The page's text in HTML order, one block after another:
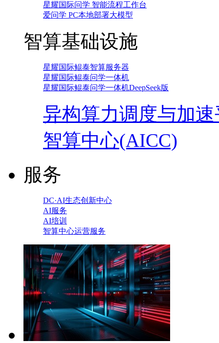
星耀国际问学 智能流程工作台
爱问学 PC本地部署大模型
智算基础设施
星耀国际鲲泰智算服务器
星耀国际鲲泰问学一体机
星耀国际鲲泰问学一体机DeepSeek版
异构算力调度与加
智算中心(AICC)
服务
DC·AI生态创新中心
AI服务
AI培训
智算中心运营服务